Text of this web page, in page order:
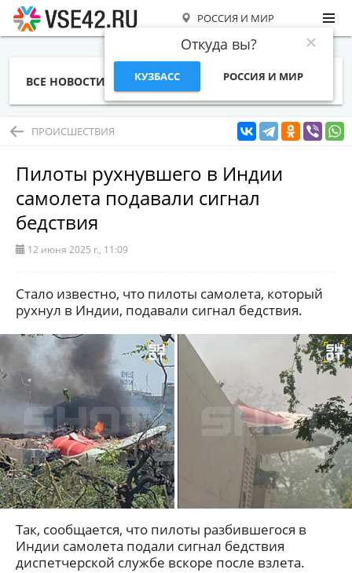
РОССИЯ И МИР
Откуда вы?
КУЗБАСС РОССИЯ И МИР
ВСЕ НОВОСТИ СТАТЬИ ТЕМЫ ФОТО
ПРОИСШЕСТВИЯ
Пилоты рухнувшего в Индии
самолета подавали сигнал
бедствия
12 июня 2025 г., 11:09
Стало известно, что пилоты самолета, который
рухнул в Индии, подавали сигнал бедствия.
Так, сообщается, что пилоты разбившегося в
Индии самолета подали сигнал бедствия
диспетчерской службе вскоре после взлета.